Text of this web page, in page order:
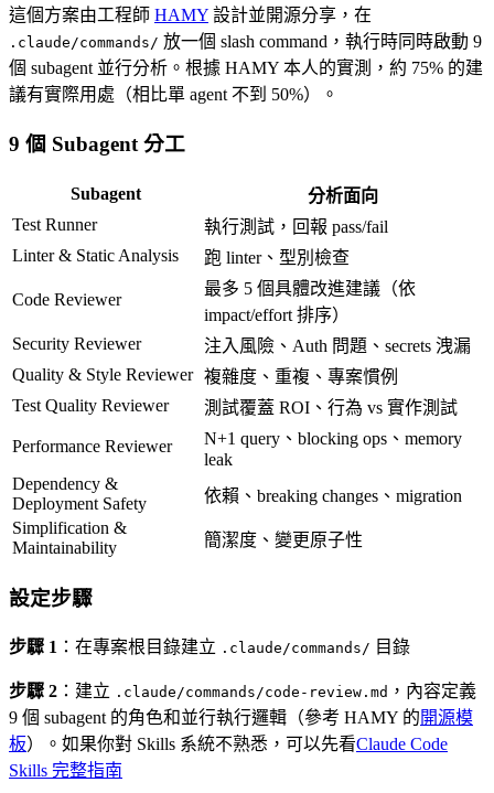
這個方案由工程師 HAMY 設計並開源分享，在
.claude/commands/ 放一個 slash command，執行時同時啟動 9
個 subagent 並行分析。根據 HAMY 本人的實測，約 75% 的建
議有實際用處（相比單 agent 不到 50%）。
9 個 Subagent 分工
Subagent
分析面向
Test Runner
執行測試，回報 pass/fail
Linter & Static Analysis
跑 linter、型別檢查
Code Reviewer
最多 5 個具體改進建議（依
impact/effort 排序）
Security Reviewer
注入風險、Auth 問題、secrets 洩漏
Quality & Style Reviewer 複雜度、重複、專案慣例
Test Quality Reviewer
測試覆蓋 ROI、行為 vs 實作測試
Performance Reviewer
N+1 query、blocking ops、memory
leak
Dependency &
Deployment Safety
依賴、breaking changes、migration
Simplification &
Maintainability
簡潔度、變更原子性
設定步驟
步驟 1 ：在專案根目錄建立 .claude/commands/ 目錄
步驟 2 ：建立 .claude/commands/code-review.md ，內容定義
9 個 subagent 的角色和並行執行邏輯（參考 HAMY 的開源模
板）。如果你對 Skills 系統不熟悉，可以先看Claude Code
Skills 完整指南